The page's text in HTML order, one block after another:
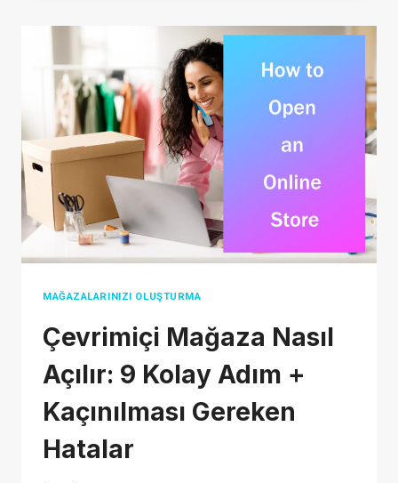
DROPSHIPPING
IN
2026:
6 EASY
STEPS
MAĞAZALARINIZI OLUŞTURMA
Çevrimiçi Mağaza Nasıl
Açılır: 9 Kolay Adım +
Kaçınılması Gereken
Hatalar